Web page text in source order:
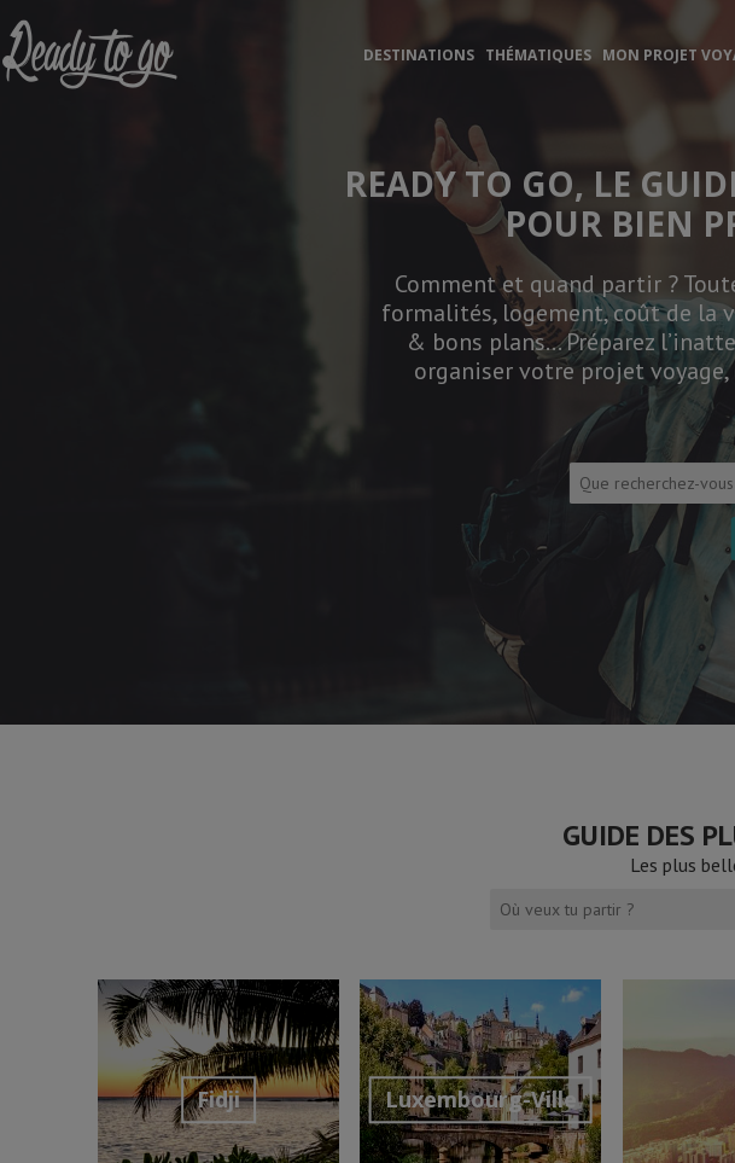
DESTINATIONS THÉMATIQUES MON PROJET
READY TO GO, LE
POUR BIEN
Comment et quand partir ?
formalités, logement, coût de la
& bons plans… Préparez
organiser votre projet
GUIDE DES
Les plus
Fidji Luxembourg-Ville